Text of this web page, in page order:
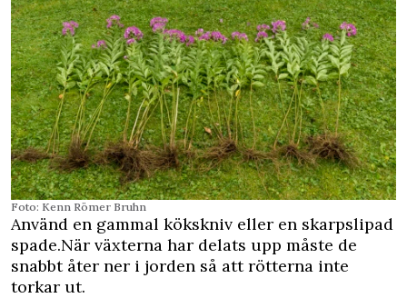
Foto: Kenn Römer Bruhn
Använd en gammal kökskniv eller en skarpslipad
spade.När växterna har delats upp måste de
snabbt åter ner i jorden så att rötterna inte
torkar ut.